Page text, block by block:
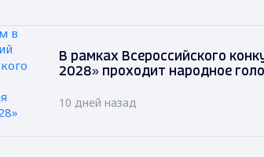
В рамках Всероссийского
2028» проходит народное
10 дней назад